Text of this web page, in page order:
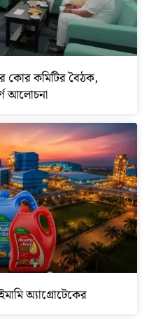
কোর কমিটির বৈঠক,
আলোচনা
অ্যাগ্রোটেকের